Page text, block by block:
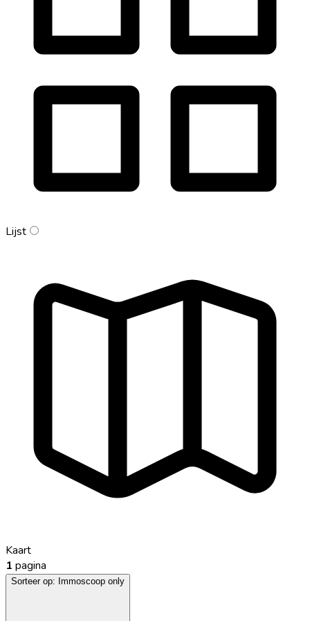
Lijst
Kaart
1 pagina
Sorteer op: Immoscoop only